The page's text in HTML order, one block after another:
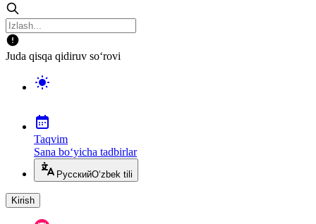
Juda qisqa qidiruv so‘rovi
Taqvim
Sana bo‘yicha tadbirlar
РусскийO‘zbek tili
Kirish